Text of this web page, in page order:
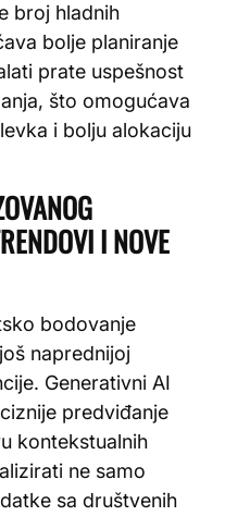
broj hladnih
bolje planiranje
prate uspešnost
što omogućava
i bolju alokaciju
I NOVE
bodovanje
naprednijoj
Generativni AI
predviđanje
kontekstualnih
ne samo
sa društvenih